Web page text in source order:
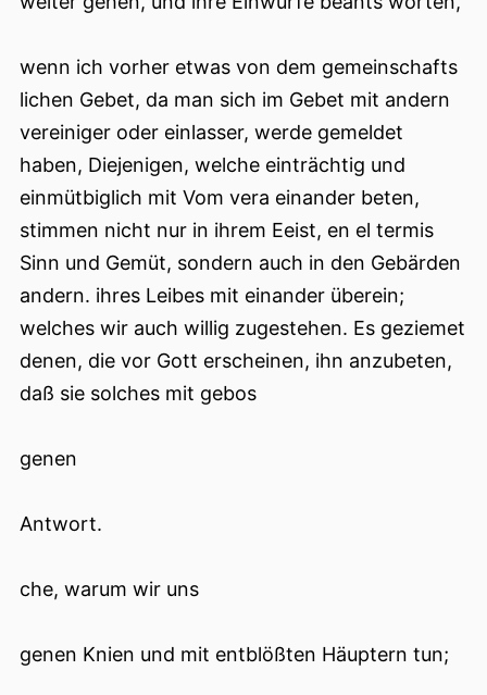
wenn ich vorher etwas von dem gemeinschafts
lichen Gebet, da man sich im Gebet mit andern
vereiniger oder einlasser, werde gemeldet
haben, Diejenigen, welche einträchtig und
einmütbiglich mit Vom vera einander beten,
stimmen nicht nur in ihrem Eeist, en el termis
Sinn und Gemüt, sondern auch in den Gebärden
andern. ihres Leibes mit einander überein;
welches wir auch willig zugestehen. Es geziemet
denen, die vor Gott erscheinen, ihn anzubeten,
daß sie solches mit gebos
genen
Antwort.
che, warum wir uns
genen Knien und mit entblößten Häuptern tun;